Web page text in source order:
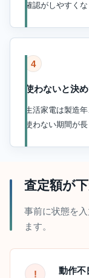
確認がしやすくな
4
使わないと決
生活家電は製造
使わない期間が
査定額が
事前に状態を
ます。
動作不